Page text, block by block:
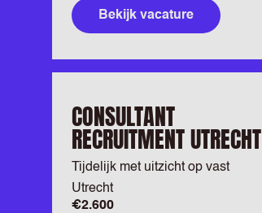
Bekijk vacature
CONSULTANT
RECRUITMENT UTRECHT
Tijdelijk met uitzicht op vast
Utrecht
€2.600